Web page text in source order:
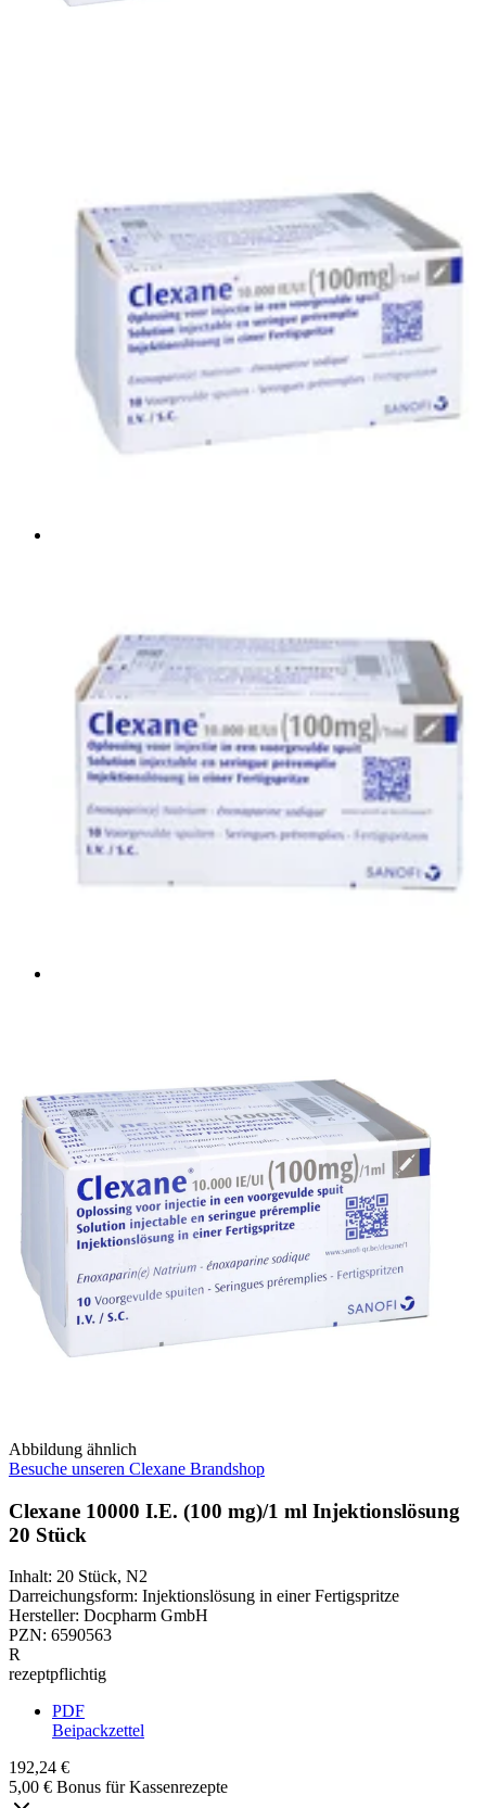
Abbildung ähnlich
Besuche unseren Clexane Brandshop
Clexane 10000 I.E. (100 mg)/1 ml Injektionslösung
20 Stück
Inhalt: 20 Stück, N2
Darreichungsform: Injektionslösung in einer Fertigspritze
Hersteller: Docpharm GmbH
PZN: 6590563
R
rezeptpflichtig
PDF
Beipackzettel
192,24 €
5,00 € Bonus für Kassenrezepte